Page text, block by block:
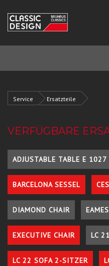
Service Ersatzteile
VERFÜGBARE
ADJUSTABLE TABLE E 1027
BARCELONA SESSEL
DIAMOND CHAIR
EXECUTIVE CHAIR LC
LC 22 SOFA 2-SITZER